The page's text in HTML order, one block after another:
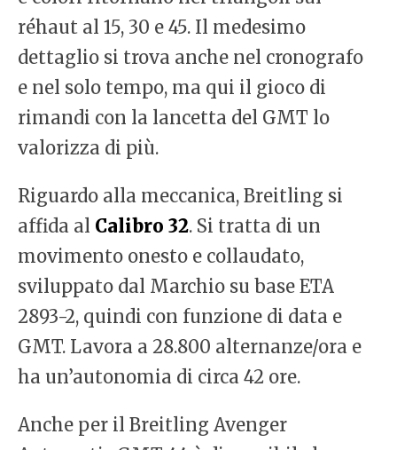
réhaut al 15, 30 e 45. Il medesimo
dettaglio si trova anche nel cronografo
e nel solo tempo, ma qui il gioco di
rimandi con la lancetta del GMT lo
valorizza di più.
Riguardo alla meccanica, Breitling si
affida al Calibro 32. Si tratta di un
movimento onesto e collaudato,
sviluppato dal Marchio su base ETA
2893-2, quindi con funzione di data e
GMT. Lavora a 28.800 alternanze/ora e
ha un’autonomia di circa 42 ore.
Anche per il Breitling Avenger